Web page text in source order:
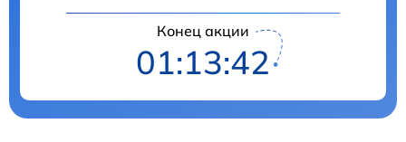
Конец акции
01:13:41